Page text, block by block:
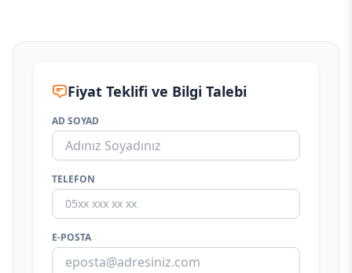
Fiyat Teklifi ve Bilgi Talebi
AD SOYAD
TELEFON
E-POSTA